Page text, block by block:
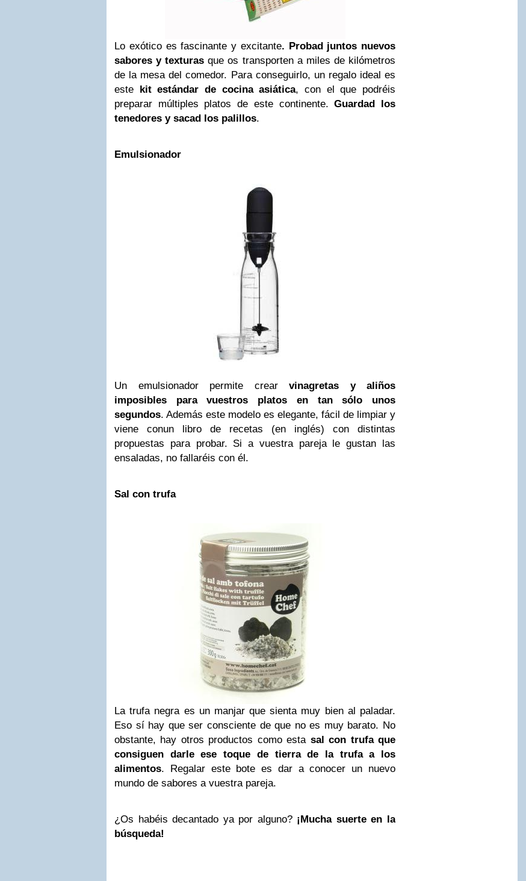
Lo exótico es fascinante y excitante. Probad juntos nuevos
sabores y texturas que os transporten a miles de kilómetros
de la mesa del comedor. Para conseguirlo, un regalo ideal es
este kit estándar de cocina asiática, con el que podréis
preparar múltiples platos de este continente.Guardad los
tenedores y sacad los palillos.
Emulsionador
Un emulsionador permite crearvinagretas y aliños
imposibles para vuestros platos en tan sólo unos
segundos. Además este modelo es elegante, fácil de limpiar y
viene conun libro de recetas (en inglés) con distintas
propuestas para probar. Si a vuestra pareja le gustan las
ensaladas, no fallaréis con él.
Sal con trufa
La trufa negra es un manjar que sienta muy bien al paladar.
Eso sí hay que ser consciente de que no es muy barato. No
obstante, hay otros productos como esta sal con trufa que
consiguen darle ese toque de tierra de la trufa a los
alimentos. Regalar este bote es dar a conocer un nuevo
mundo de sabores a vuestra pareja.
¿Os habéis decantado ya por alguno?¡Mucha suerte en la
búsqueda!